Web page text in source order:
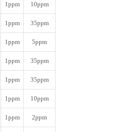
1ppm 10ppm
1ppm 35ppm
1ppm 5ppm
1ppm 35ppm
1ppm 35ppm
1ppm 10ppm
1ppm 2ppm